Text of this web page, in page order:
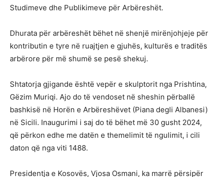
Studimeve dhe Publikimeve për Arbëreshët.
Dhurata për arbëreshët bëhet në shenjë mirënjohjeje për
kontributin e tyre në ruajtjen e gjuhës, kulturës e traditës
arbërore për më shumë se pesë shekuj.
Shtatorja gjigande është vepër e skulptorit nga Prishtina,
Gëzim Muriqi. Ajo do të vendoset në sheshin përballë
bashkisë në Horën e Arbëreshëvet (Piana degli Albanesi)
në Sicili. Inaugurimi i saj do të bëhet më 30 gusht 2024,
që përkon edhe me datën e themelimit të ngulimit, i cili
daton që nga viti 1488.
Presidentja e Kosovës, Vjosa Osmani, ka marrë përsipër